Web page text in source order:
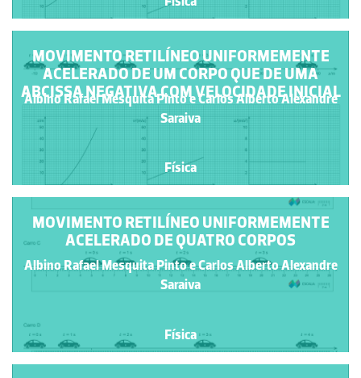
MOVIMENTO RETILÍNEO UNIFORMEMENTE
ACELERADO DE UM CORPO QUE DE UMA
ABCISSA NEGATIVA COM VELOCIDADE INICIAL
Albino Rafael Mesquita Pinto e Carlos Alberto Alexandre
Saraiva
Física
MOVIMENTO RETILÍNEO UNIFORMEMENTE
ACELERADO DE QUATRO CORPOS
Albino Rafael Mesquita Pinto e Carlos Alberto Alexandre
Saraiva
Física